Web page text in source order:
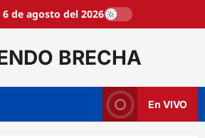
6 de agosto del 2026
BRECHA
En VIVO